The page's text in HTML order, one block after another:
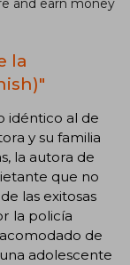
la
idéntico al de
y su familia
la autora de
que no
las exitosas
la policía
de
adolescente